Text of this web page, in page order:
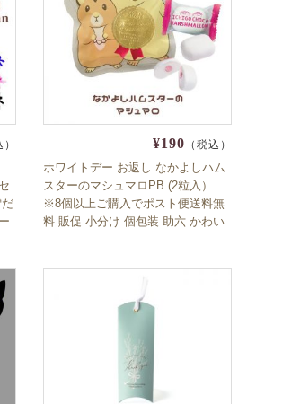
¥190 （税込）
ホワイトデー お返し なかよしハム
スターのマシュマロPB (2粒入）
※8個以上ご購入でポスト便送料無
料 販促 小分け 個包装 助六 かわい